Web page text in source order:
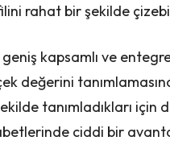
rahat bir şekilde
geniş kapsamlı ve
değerini
tanımladıkları için
ciddi bir